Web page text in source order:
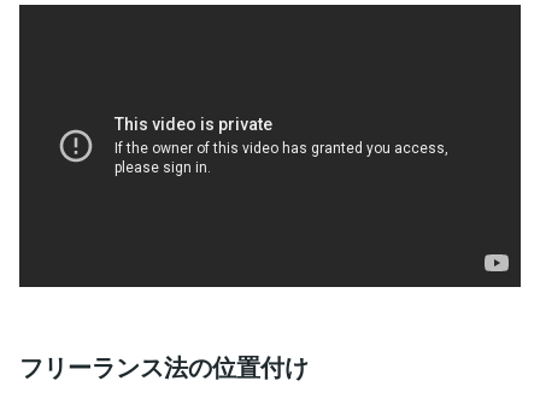
フリーランス法の位置付け